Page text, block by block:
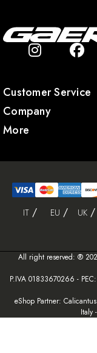
Customer Service
Company
More
IT EU UK
All right reserved: ®
P.IVA 01833670266 -
eShop Partner:
Italy